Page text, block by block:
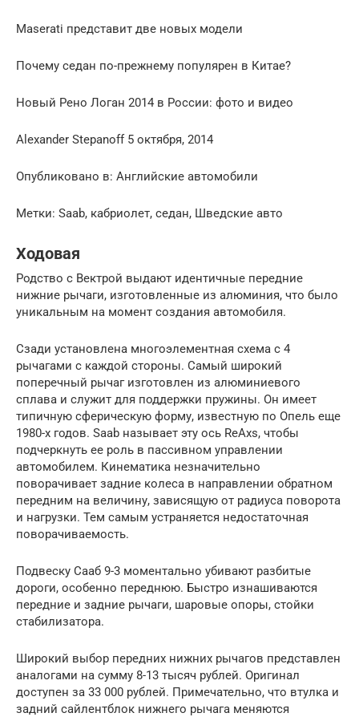
Maserati представит две новых модели
Почему седан по-прежнему популярен в Китае?
Новый Рено Логан 2014 в России: фото и видео
Alexander Stepanoff 5 октября, 2014
Опубликовано в: Английские автомобили
Метки: Saab, кабриолет, седан, Шведские авто
Ходовая
Родство с Вектрой выдают идентичные передние
нижние рычаги, изготовленные из алюминия, что было
уникальным на момент создания автомобиля.
Сзади установлена многоэлементная схема с 4
рычагами с каждой стороны. Самый широкий
поперечный рычаг изготовлен из алюминиевого
сплава и служит для поддержки пружины. Он имеет
типичную сферическую форму, известную по Опель еще
1980-х годов. Saab называет эту ось ReAxs, чтобы
подчеркнуть ее роль в пассивном управлении
автомобилем. Кинематика незначительно
поворачивает задние колеса в направлении обратном
передним на величину, зависящую от радиуса поворота
и нагрузки. Тем самым устраняется недостаточная
поворачиваемость.
Подвеску Сааб 9-3 моментально убивают разбитые
дороги, особенно переднюю. Быстро изнашиваются
передние и задние рычаги, шаровые опоры, стойки
стабилизатора.
Широкий выбор передних нижних рычагов представлен
аналогами на сумму 8-13 тысяч рублей. Оригинал
доступен за 33 000 рублей. Примечательно, что втулка и
задний сайлентблок нижнего рычага меняются